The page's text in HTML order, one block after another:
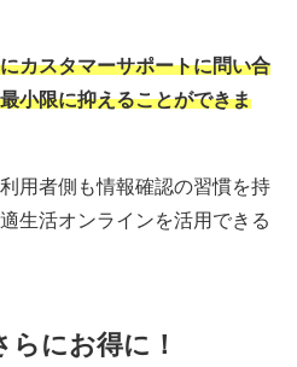
カスタマーサポートに問い合
小限に抑えることができま
用者側も情報確認の習慣を持
生活オンラインを活用できる
にお得に！